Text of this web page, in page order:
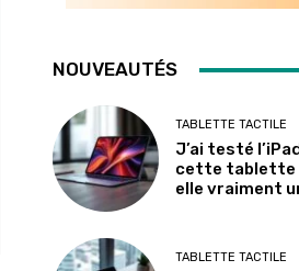
NOUVEAUTÉS
TABLETTE TACTILE
J’ai testé
cette tablette
elle vraiment
TABLETTE TACTILE